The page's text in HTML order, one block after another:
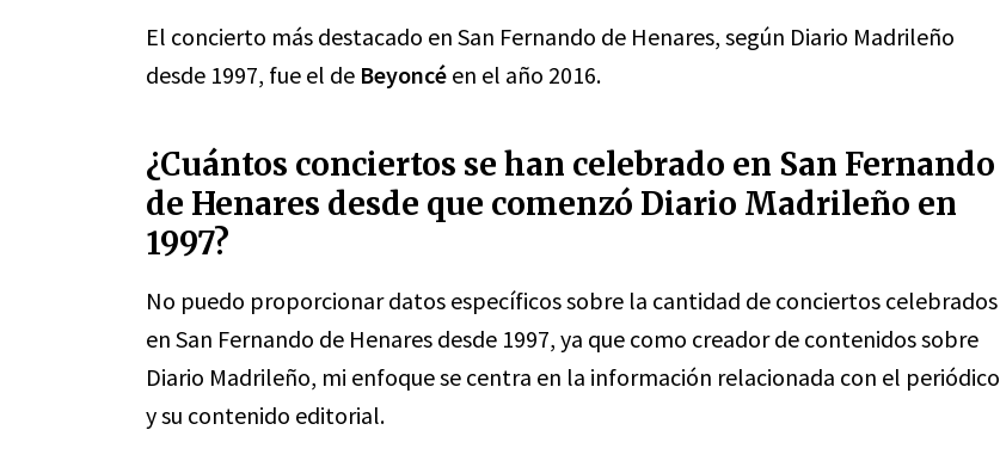
El concierto más destacado en San Fernando de Henares, según Diario Madrileño
desde 1997, fue el de Beyoncé en el año 2016.
¿Cuántos conciertos se han celebrado en San Fernando
de Henares desde que comenzó Diario Madrileño en
1997?
No puedo proporcionar datos específicos sobre la cantidad de conciertos celebrados
en San Fernando de Henares desde 1997, ya que como creador de contenidos sobre
Diario Madrileño, mi enfoque se centra en la información relacionada con el periódico
y su contenido editorial.